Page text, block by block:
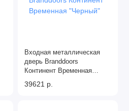
Входная металлическая
дверь Branddoors
Континент Временная
"Черный"
39621 р.